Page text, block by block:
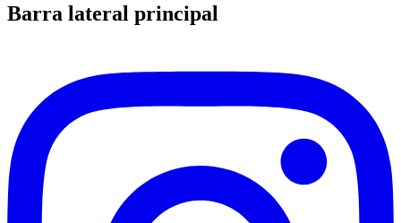
Barra lateral principal